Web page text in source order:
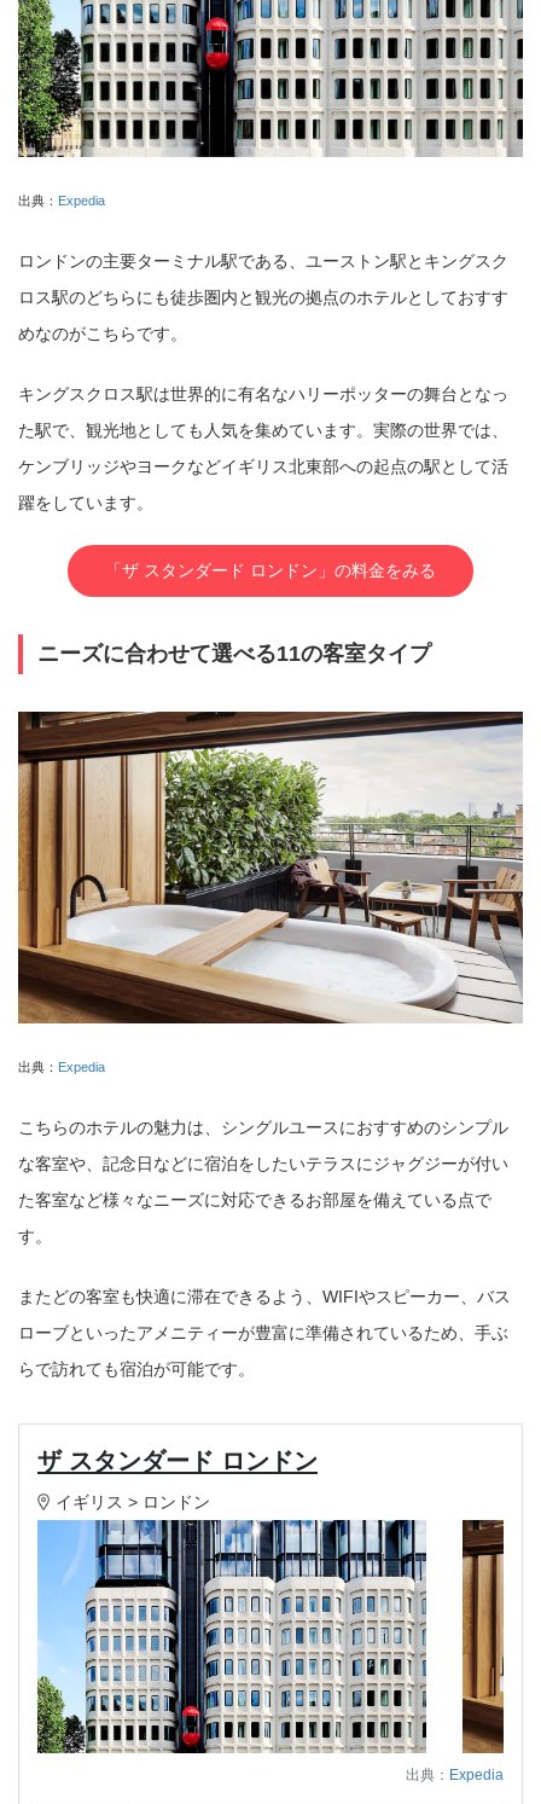
出典： Expedia
ロンドンの主要ターミナル駅である、ユーストン駅とキングスク
ロス駅のどちらにも徒歩圏内と観光の拠点のホテルとしておすす
めなのがこちらです。
キングスクロス駅は世界的に有名なハリーポッターの舞台となっ
た駅で、観光地としても人気を集めています。実際の世界では、
ケンブリッジやヨークなどイギリス北東部への起点の駅として活
躍をしています。
「ザ スタンダード ロンドン」の料金をみる
ニーズに合わせて選べる11の客室タイプ
出典： Expedia
こちらのホテルの魅力は、シングルユースにおすすめのシンプル
な客室や、記念日などに宿泊をしたいテラスにジャグジーが付い
た客室など様々なニーズに対応できるお部屋を備えている点で
す。
またどの客室も快適に滞在できるよう、WIFIやスピーカー、バス
ローブといったアメニティーが豊富に準備されているため、手ぶ
らで訪れても宿泊が可能です。
ザ スタンダード ロンドン
イギリス > ロンドン
出典： Expedia